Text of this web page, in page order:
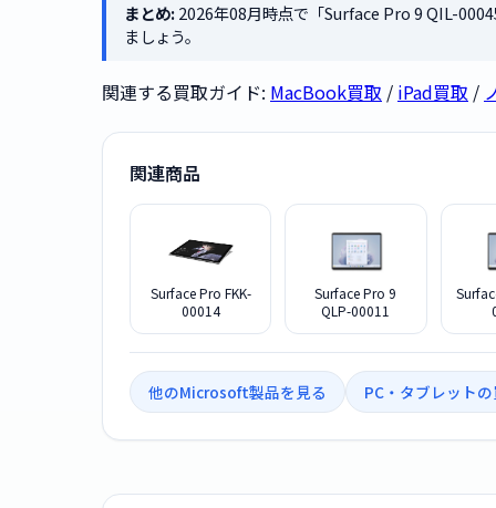
まとめ:2026年08月時点で「Surface Pro 9 QIL-
ましょう。
関連する買取ガイド: MacBook買取 / iPad買取 /
関連商品
Surface Pro FKK-
00014
Surface Pro 9
QLP-00011
他のMicrosoft製品を見る PC・タブレット